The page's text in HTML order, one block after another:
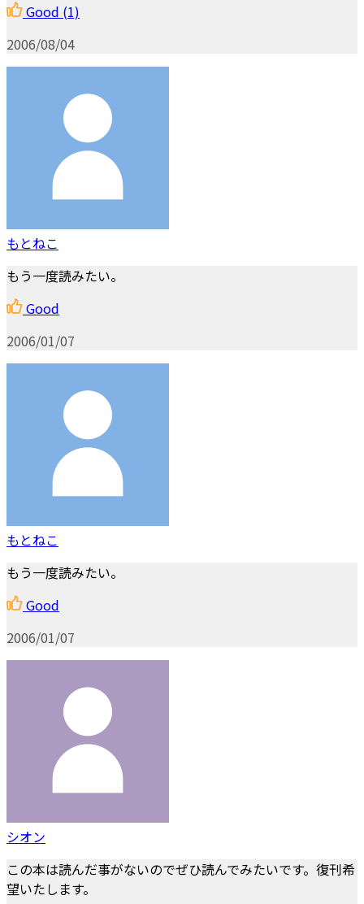
Good (1)
2006/08/04
もとねこ
もう一度読みたい。
Good
2006/01/07
もとねこ
もう一度読みたい。
Good
2006/01/07
シオン
この本は読んだ事がないのでぜひ読んでみたいです。復刊希
望いたします。